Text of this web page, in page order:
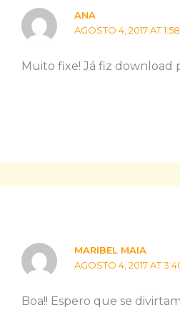
ANA
AGOSTO 4, 2017 AT
Muito fixe! Já fiz download
MARIBEL MAIA
AGOSTO 4, 2017 AT
Boa!! Espero que se